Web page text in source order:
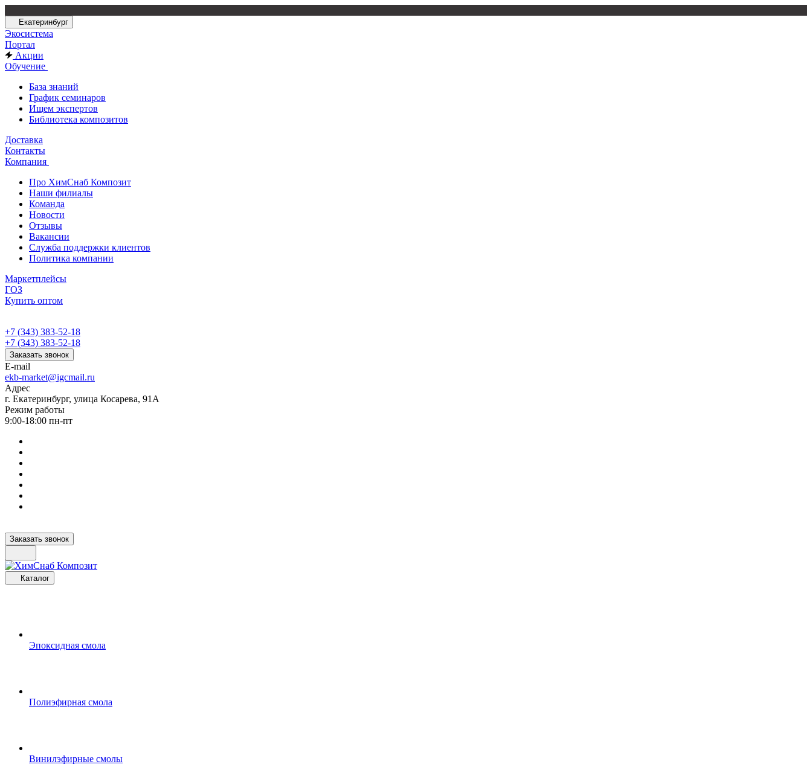
Екатеринбург
Экосистема
Портал
Акции
Обучение
База знаний
График семинаров
Ищем экспертов
Библиотека композитов
Доставка
Контакты
Компания
Про ХимСнаб Композит
Наши филиалы
Команда
Новости
Отзывы
Вакансии
Служба поддержки клиентов
Политика компании
Маркетплейсы
ГОЗ
Купить оптом
+7 (343) 383-52-18
+7 (343) 383-52-18
Заказать звонок
E-mail
ekb-market@igcmail.ru
Адрес
г. Екатеринбург, улица Косарева, 91А
Режим работы
9:00-18:00 пн-пт
Заказать звонок
Каталог
Эпоксидная смола
Полиэфирная смола
Винилэфирные смолы